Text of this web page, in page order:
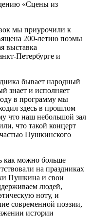
«Сцены из
мы приурочили к
200-летию поэмы
выставка
Петербурге и
бывает народный
знает и исполняет
в программу мы
здесь в прошлом
что наш небольшой зал
что такой концерт
Пушкинского
как можно больше
на праздниках
Пушкина и свои
людей,
ноту, и
современной поэзии,
истории